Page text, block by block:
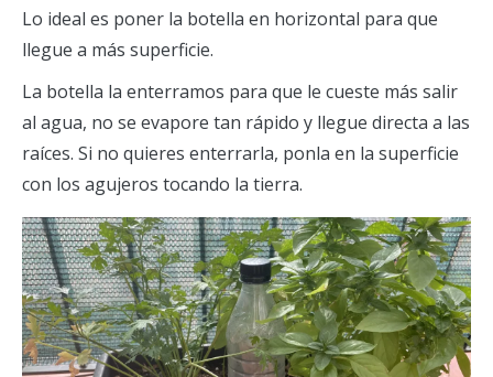
Lo ideal es poner la botella en horizontal para que
llegue a más superficie.
La botella la enterramos para que le cueste más salir
al agua, no se evapore tan rápido y llegue directa a las
raíces. Si no quieres enterrarla, ponla en la superficie
con los agujeros tocando la tierra.